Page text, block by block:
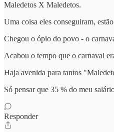
Maledetos X Maledetos.
Uma coisa eles conseguiram,
Chegou o ópio do povo - o
Acabou o tempo que o carnaval
Haja avenida para tantos
Só pensar que 35 % do meu
Responder